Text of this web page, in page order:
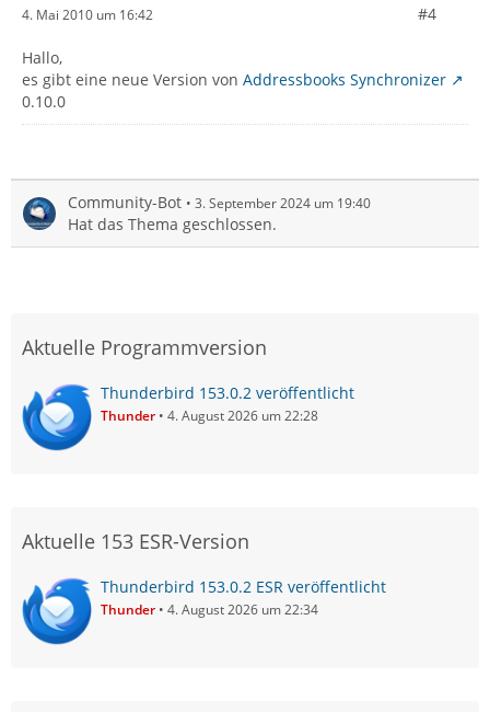
4. Mai 2010 um 16:42 #4
Hallo,
es gibt eine neue Version von Addressbooks Synchronizer
0.10.0
Community-Bot 3. September 2024 um 19:40
Hat das Thema geschlossen.
Aktuelle Programmversion
Thunderbird 153.0.2 veröffentlicht
Thunder 4. August 2026 um 22:28
Aktuelle 153 ESR-Version
Thunderbird 153.0.2 ESR veröffentlicht
Thunder 4. August 2026 um 22:34